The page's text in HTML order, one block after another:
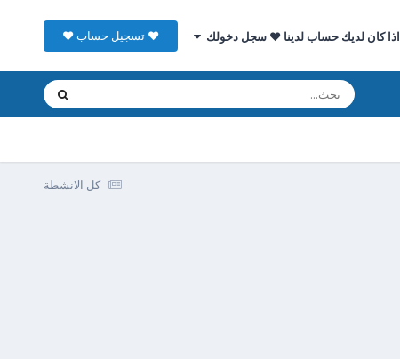
اذا كان لديك حساب لدينا ♥ سجل دخولك ♥ تسجيل حساب ♥
كل الانشطة